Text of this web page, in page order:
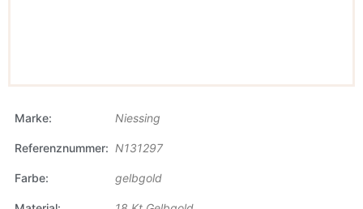
Marke Niessing
Referenznummer N131297
Farbe gelbgold